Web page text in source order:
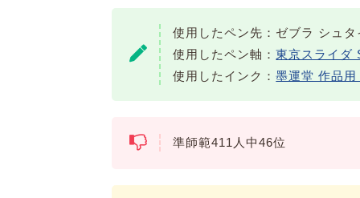
使用したペン先：ゼブラ シュ
使用したペン軸：東京スライダ
使用したインク：墨運堂 作品
準師範411人中46位